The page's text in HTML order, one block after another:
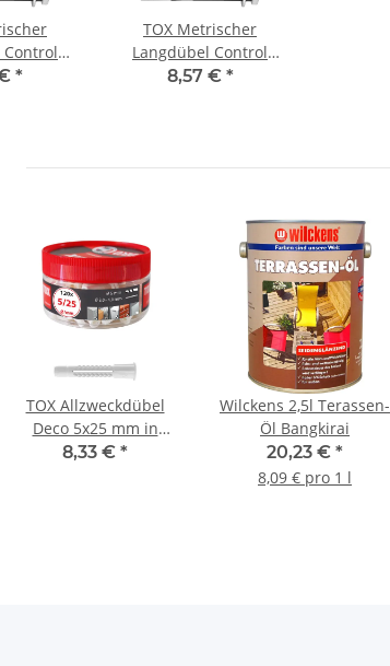
*
TOX Metrischer
Langdübel Control
12x80 mm
8,57 € *
TOX Allzweckdübel
Deco 5x25 mm in
Runddose
8,33 € *
Wilckens 2,5l Terassen-
Öl Bangkirai
20,23 € *
8,09 € pro 1 l